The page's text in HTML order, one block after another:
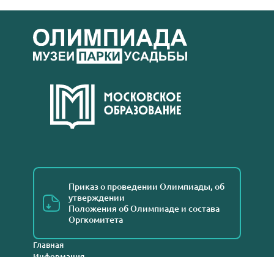
Приказ о проведении Олимпиады, об
утверждении
Положения об Олимпиаде и состава
Оргкомитета
Главная